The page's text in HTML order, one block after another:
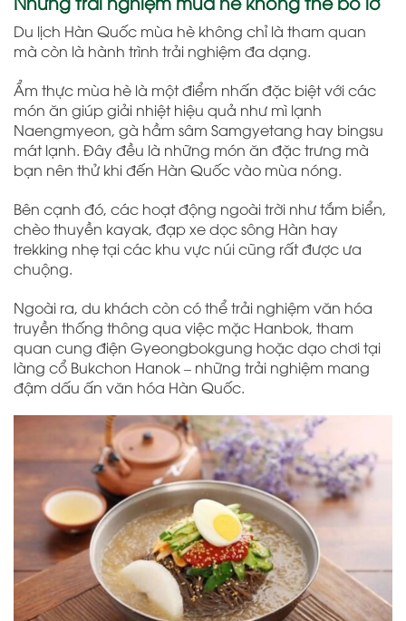
Du lịch Hàn Quốc mùa hè không chỉ là tham quan
mà còn là hành trình trải nghiệm đa dạng.
Ẩm thực mùa hè là một điểm nhấn đặc biệt với các
món ăn giúp giải nhiệt hiệu quả như mì lạnh
Naengmyeon, gà hầm sâm Samgyetang hay bingsu
mát lạnh. Đây đều là những món ăn đặc trưng mà
bạn nên thử khi đến Hàn Quốc vào mùa nóng.
Bên cạnh đó, các hoạt động ngoài trời như tắm biển,
chèo thuyền kayak, đạp xe dọc sông Hàn hay
trekking nhẹ tại các khu vực núi cũng rất được ưa
chuộng.
Ngoài ra, du khách còn có thể trải nghiệm văn hóa
truyền thống thông qua việc mặc Hanbok, tham
quan cung điện Gyeongbokgung hoặc dạo chơi tại
làng cổ Bukchon Hanok – những trải nghiệm mang
đậm dấu ấn văn hóa Hàn Quốc.